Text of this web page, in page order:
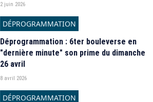
2 juin 2026
DÉPROGRAMMATION
Déprogrammation : 6ter bouleverse en
"dernière minute" son prime du dimanche
26 avril
8 avril 2026
DÉPROGRAMMATION